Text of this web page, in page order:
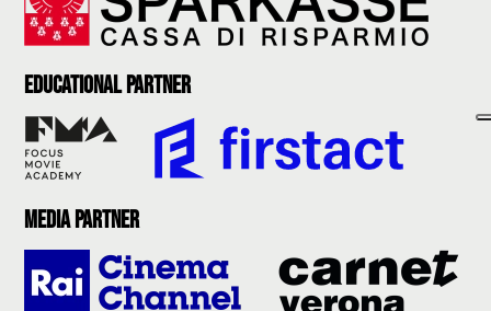
Educational partner
Media partner